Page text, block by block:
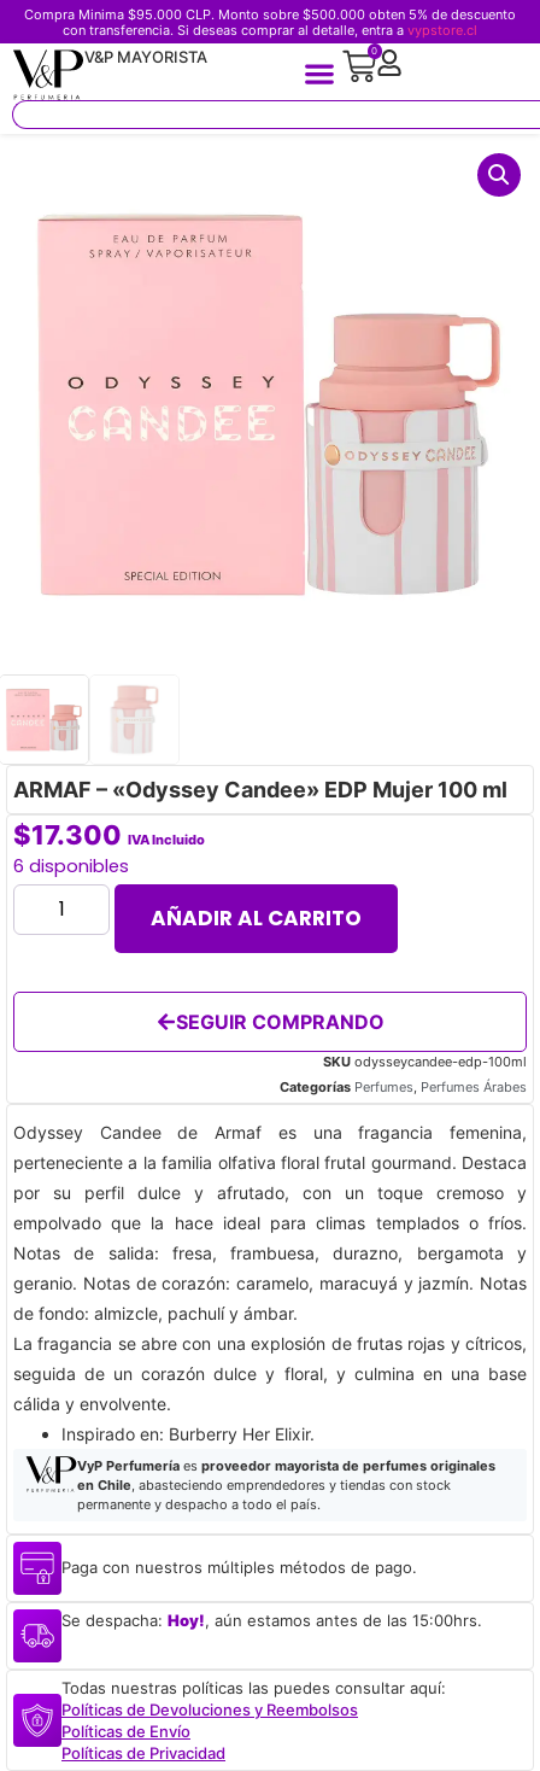
Compra Minima $95.000 CLP. Monto sobre $500.000 obten 5% de descuento
con transferencia. Si deseas comprar al detalle, entra a vypstore.cl
V&P MAYORISTA 0
ARMAF – «Odyssey Candee» EDP Mujer 100 ml
$17.300 IVA Incluido
6 disponibles
AÑADIR AL CARRITO
SEGUIR COMPRANDO
SKU odysseycandee-edp-100ml
Categorías Perfumes, Perfumes Árabes
Odyssey Candee de Armaf es una fragancia femenina,
perteneciente a la familia olfativa floral frutal gourmand. Destaca
por su perfil dulce y afrutado, con un toque cremoso y
empolvado que la hace ideal para climas templados o fríos.
Notas de salida: fresa, frambuesa, durazno, bergamota y
geranio. Notas de corazón: caramelo, maracuyá y jazmín. Notas
de fondo: almizcle, pachulí y ámbar.
La fragancia se abre con una explosión de frutas rojas y cítricos,
seguida de un corazón dulce y floral, y culmina en una base
cálida y envolvente.
​Inspirado en: Burberry Her Elixir.
VyP Perfumeríaes proveedor mayorista de perfumes originales
en Chile, abasteciendo emprendedores y tiendas con stock
permanente y despacho a todo el país.
Paga con nuestros múltiples métodos de pago.
Se despacha: Hoy!, aún estamos antes de las 15:00hrs.
Todas nuestras políticas las puedes consultar aquí:
Políticas de Devoluciones y Reembolsos
Políticas de Envío
Políticas de Privacidad